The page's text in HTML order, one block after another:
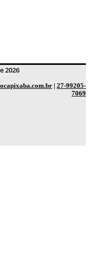
2026
| 27-99205-
7069